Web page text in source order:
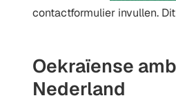
een
contactformulier invullen.
Oekraïense
Nederland